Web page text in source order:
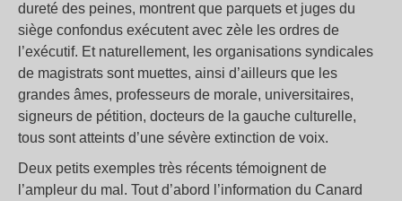
dureté des peines, montrent que parquets et juges du
siège confondus exécutent avec zèle les ordres de
l’exécutif. Et naturellement, les organisations syndicales
de magistrats sont muettes, ainsi d’ailleurs que les
grandes âmes, professeurs de morale, universitaires,
signeurs de pétition, docteurs de la gauche culturelle,
tous sont atteints d’une sévère extinction de voix.
Deux petits exemples très récents témoignent de
l’ampleur du mal. Tout d’abord l’information du Canard